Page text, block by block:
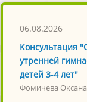
06.08.2026
Консультация
утренней
детей 3-4 лет"
Фомичева